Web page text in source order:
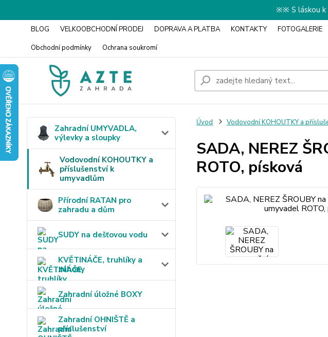
※※ S láskou k
BLOG VELKOOBCHODNÍ PRODEJ DOPRAVA A PLATBA KONTAKTY FOTOGALERIE
Obchodní podmínky
Ochrana soukromí
Zahradní UMYVADLA,
výlevky a sloupky
Vodovodní KOHOUTKY a
příslušenství k
umyvadlům
Přírodní RATAN pro
zahradu a dům
SUDY na dešťovou vodu
KVĚTINÁČE, truhlíky a
záhony
Zahradní úložné BOXY
Zahradní OHNIŠTĚ a
příslušenství
Úvod Vodovodní KOHOUTKY a
SADA, NEREZ
ROTO, písková